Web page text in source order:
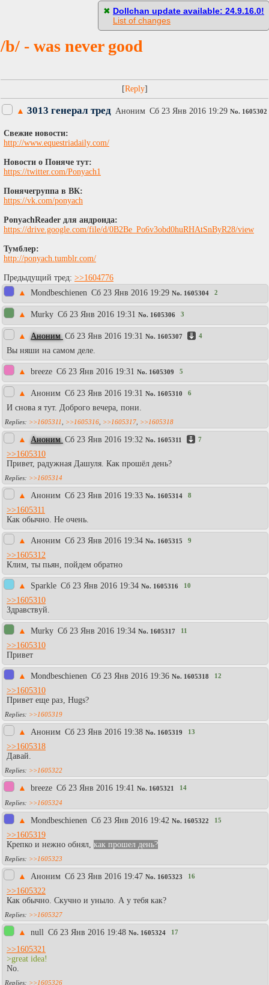
/b/ - was never good
✖ Dollchan update available: 24.9.16.0!
List of changes
[ ]
▲ 3013 генерал тред Аноним Сб 23 Янв 2016 19:29 No. 1605302
Свежие новости:
http://www.equestriadaily.com/
Новости о Поняче тут:
https://twitter.com/Ponyach1
Понячегруппа в ВК:
https://vk.com/ponyach
PonyachReader для андроида:
https://drive.google.com/file/d/0B2Be_Po6v3obd0huRHAtSnByR28/view
Тумблер:
http://ponyach.tumblr.com/
Предыдущий тред: >>1604776
▲
Mondbeschienen Сб 23 Янв 2016 19:29 No. 1605304 2
▲ Murky Сб 23 Янв 2016 19:31 No. 1605306 3
▲ Аноним Сб 23 Янв 2016 19:31 No. 1605307 4
Вы няши на самом деле.
▲ breeze Сб 23 Янв 2016 19:31 No. 1605309 5
▲ Аноним Сб 23 Янв 2016 19:31 No. 1605310 6
И снова я тут. Доброго вечера, пони.
>>1605311 >>1605316 >>1605317 >>1605318
▲ Аноним Сб 23 Янв 2016 19:32 No. 1605311 7
>>1605310
Привет, радужная Дашуля. Как прошёл день?
>>1605314
▲ Аноним Сб 23 Янв 2016 19:33 No. 1605314 8
>>1605311
Как обычно. Не очень.
▲ Аноним Сб 23 Янв 2016 19:34 No. 1605315 9
>>1605312
Клим, ты пьян, пойдем обратно
▲ Sparkle Сб 23 Янв 2016 19:34 No. 1605316 10
>>1605310
Здравствуй.
▲ Murky Сб 23 Янв 2016 19:34 No. 1605317 11
>>1605310
Привет
▲ Mondbeschienen Сб 23 Янв 2016 19:36 No. 1605318 12
>>1605310
Привет еще раз, Hugs?
>>1605319
▲ Аноним Сб 23 Янв 2016 19:38 No. 1605319 13
>>1605318
Давай.
>>1605322
▲ breeze Сб 23 Янв 2016 19:41 No. 1605321 14
>>1605324
▲ Mondbeschienen Сб 23 Янв 2016 19:42 No. 1605322 15
>>1605319
Крепко и нежно обнял, как прошел день?
>>1605323
▲ Аноним Сб 23 Янв 2016 19:47 No. 1605323 16
>>1605322
Как обычно. Скучно и уныло. А у тебя как?
>>1605327
▲ null Сб 23 Янв 2016 19:48 No. 1605324 17
>>1605321
>great idea!
No.
>>1605326